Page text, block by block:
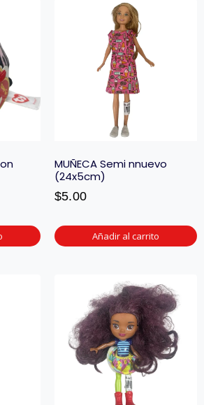
MUÑECA Semi nnuevo
(24x5cm)
$5.00
Añadir al carrito